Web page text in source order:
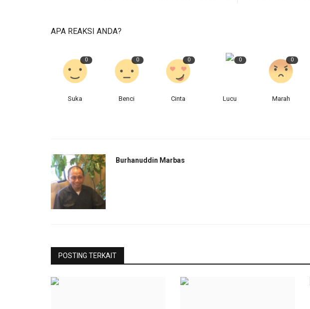
APA REAKSI ANDA?
0
Suka
0
Benci
0
Cinta
0
Lucu
0
Marah
Burhanuddin Marbas
POSTING TERKAIT